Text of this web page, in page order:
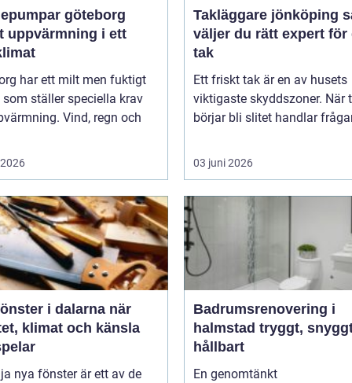
göteborg
uppvärmning i ett
har ett milt men fuktigt
ställer speciella krav
Vind, regn och
Takläggare jönköping så
väljer du rätt expert för
tak
Ett friskt tak är en av husets
viktigaste skyddszoner. När
börjar bli slitet handlar
03 juni 2026
i dalarna när
klimat och känsla
nya fönster är ett av de
Badrumsrenovering i
halmstad tryggt, snyggt och
hållbart
En genomtänkt